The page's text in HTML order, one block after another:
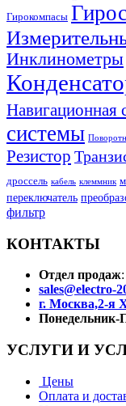
Гирокомпасы
Инклинометры
Навигационная
системы
Резистор
дроссель кабель клеммник
переключатель
фильтр
КОНТАКТЫ
Отдел продаж:
sales@electro-
г. Москва,2-я
Понедельник-
УСЛУГИ И
Цены
Оплата и